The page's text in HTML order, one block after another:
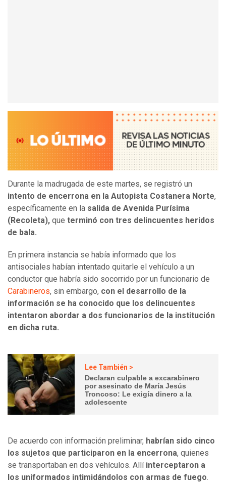
Durante la madrugada de este martes, se registró un
intento de encerrona en la Autopista Costanera Norte,
específicamente en la salida de Avenida Purísima
(Recoleta), que terminó con tres delincuentes heridos
de bala.
En primera instancia se había informado que los
antisociales habían intentado quitarle el vehículo a un
conductor que habría sido socorrido por un funcionario de
Carabineros, sin embargo, con el desarrollo de la
información se ha conocido que los delincuentes
intentaron abordar a dos funcionarios de la institución
en dicha ruta.
Lee También >
Declaran culpable a excarabinero
por asesinato de María Jesús
Troncoso: Le exigía dinero a la
adolescente
De acuerdo con información preliminar, habrían sido cinco
los sujetos que participaron en la encerrona, quienes
se transportaban en dos vehículos. Allí interceptaron a
los uniformados intimidándolos con armas de fuego.